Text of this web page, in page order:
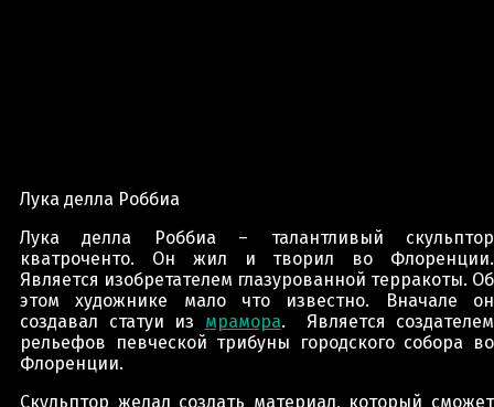
Лука делла Роббиа
Лука делла Роббиа – талантливый скульптор
кватроченто. Он жил и творил во Флоренции.
Является изобретателем глазурованной терракоты. Об
этом художнике мало что известно. Вначале он
создавал статуи из мрамора. Является создателем
рельефов певческой трибуны городского собора во
Флоренции.
Скульптор желал создать материал, который сможет